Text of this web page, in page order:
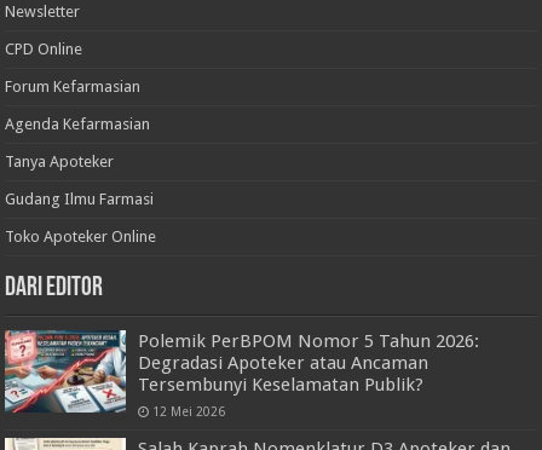
Newsletter
CPD Online
Forum Kefarmasian
Agenda Kefarmasian
Tanya Apoteker
Gudang Ilmu Farmasi
Toko Apoteker Online
Dari Editor
Polemik PerBPOM Nomor 5 Tahun 2026:
Degradasi Apoteker atau Ancaman
Tersembunyi Keselamatan Publik?
12 Mei 2026